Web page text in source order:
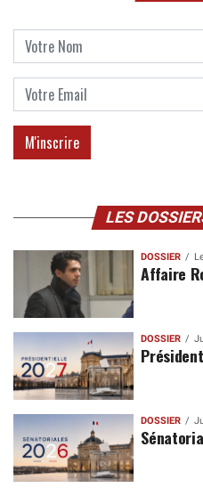
LES
DOSSIER
Affaire
DOSSIER
DOSSIER